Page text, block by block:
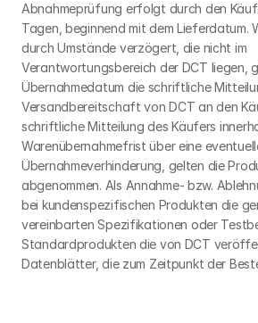
Abnahmeprüfung erfolgt durch den
Tagen, beginnend mit dem Lieferdatum.
durch Umstände verzögert, die nicht im
Verantwortungsbereich der DCT liegen,
Übernahmedatum die schriftliche
Versandbereitschaft von DCT an den
schriftliche Mitteilung des Käufers
Warenübernahmefrist über eine
Übernahmeverhinderung, gelten die
abgenommen. Als Annahme- bzw.
bei kundenspezifischen Produkten die
vereinbarten Spezifikationen oder
Standardprodukten die von DCT
Datenblätter, die zum Zeitpunkt der